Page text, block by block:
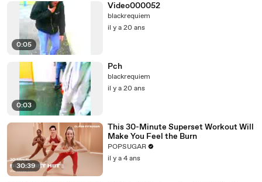
0:05
Video000052
blackrequiem
il y a 20 ans
0:03
Pch
blackrequiem
il y a 20 ans
30:39
This 30-Minute Superset Workout Will
Make You Feel the Burn
POPSUGAR
il y a 4 ans